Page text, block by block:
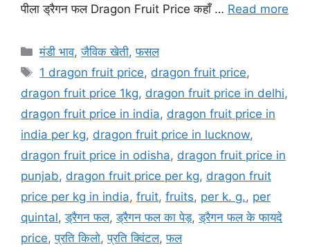
पीला ड्रैगन फल Dragon Fruit Price कहाँ … Read more
Categories
मंडी भाव,जैविक खेती,फसल
Tags
1 dragon fruit price, dragon fruit price,
dragon fruit price 1kg, dragon fruit price in delhi,
dragon fruit price in india, dragon fruit price in
india per kg, dragon fruit price in lucknow,
dragon fruit price in odisha, dragon fruit price in
punjab, dragon fruit price per kg, dragon fruit
price per kg in india, fruit, fruits, per k. g., per
quintal,ड्रैगन फल,ड्रैगन फल का पेड़,ड्रैगन फल के फायदे
price,प्रति किलो,प्रति क्विंटल,फल